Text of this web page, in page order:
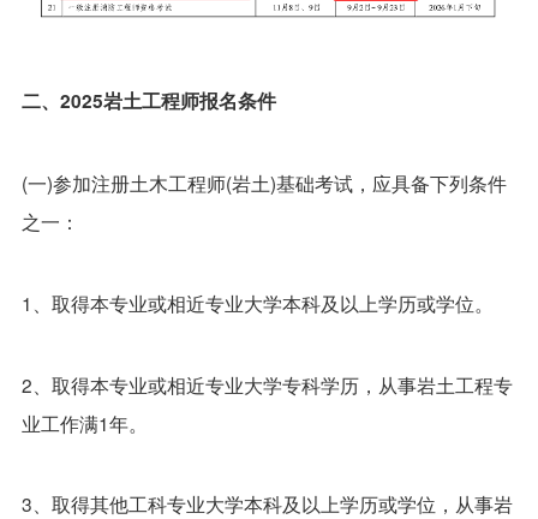
二、2025岩土工程师报名条件
(一)参加注册土木工程师(岩土)基础考试，应具备下列条件
之一：
1、取得本专业或相近专业大学本科及以上学历或学位。
2、取得本专业或相近专业大学专科学历，从事岩土工程专
业工作满1年。
3、取得其他工科专业大学本科及以上学历或学位，从事岩